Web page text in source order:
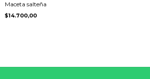
Maceta salteña
$14.700,00